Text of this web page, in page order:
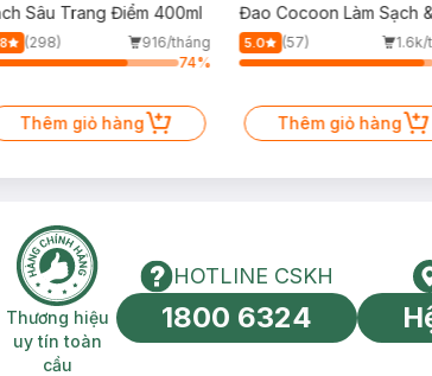
Sâu Trang Điểm 400ml
(298)
916/tháng
74%
Thêm giỏ hàng
Đao Cocoon Làm Sạch &
Giảm Dầu 500ml
5.0 (57)
Thêm giỏ hàng
Thương hiệu uy tín toàn cầu
Thương hiệu
uy tín toàn
cầu
HOTLINE CSKH
HOTLINE CSKH
1800 6324